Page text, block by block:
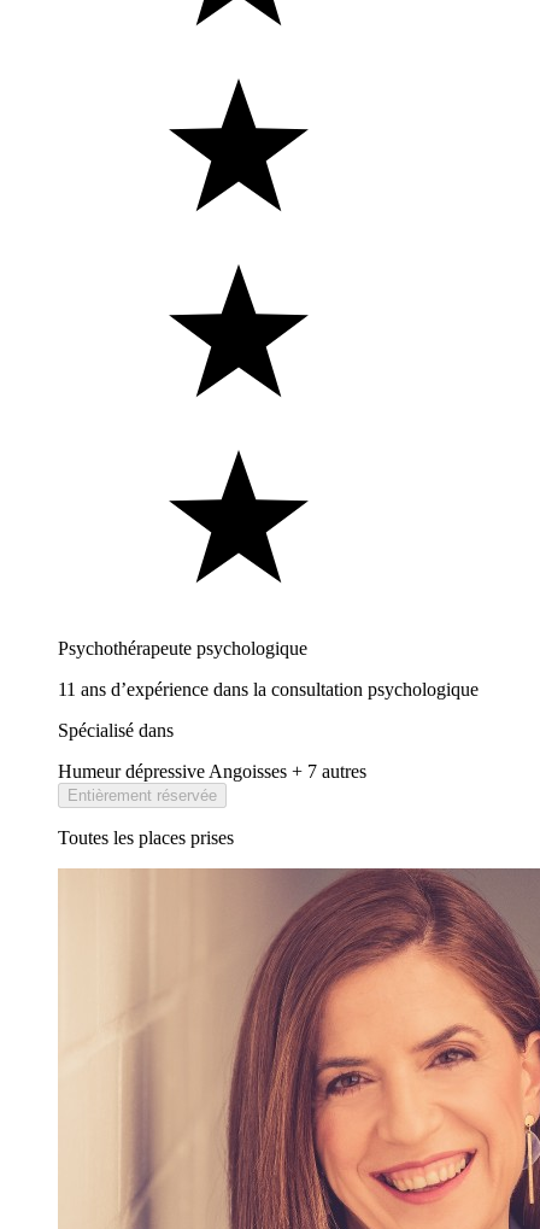
Psychothérapeute psychologique
11 ans d’expérience dans la consultation psychologique
Spécialisé dans
Humeur dépressive Angoisses + 7 autres
Entièrement réservée
Toutes les places prises